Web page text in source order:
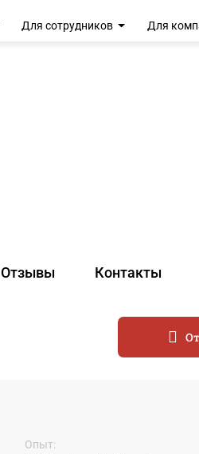
Для сотрудников Для
Отзывы Контакты
Oпыт: